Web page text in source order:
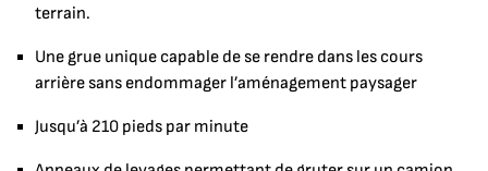
terrain.
Une grue unique capable de se rendre dans les cours
arrière sans endommager l’aménagement paysager
Jusqu’à 210 pieds par minute